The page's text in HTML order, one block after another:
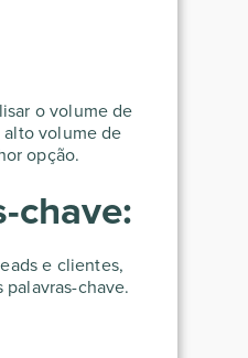
o volume de
alto volume de
opção.
chave:
e clientes,
chave.